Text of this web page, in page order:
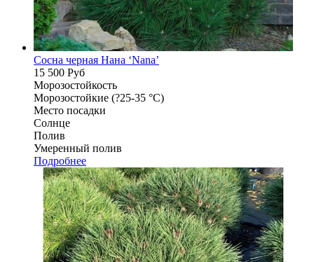
Сосна черная Нана ‘Nana’
15 500 Руб
Морозостойкость
Морозостойкие (?25-35 °С)
Место посадки
Солнце
Полив
Умеренный полив
Подробнее